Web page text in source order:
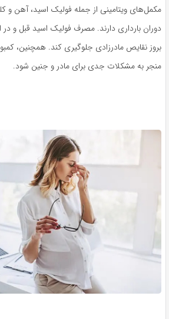
مکمل‌های ویتامینی از جمله فولیک اسید، آهن و
دوران بارداری دارند. مصرف فولیک اسید قبل و در
بروز نقایص مادرزادی جلوگیری کند. همچنین،
منجر به مشکلات جدی برای مادر و جنین شود.